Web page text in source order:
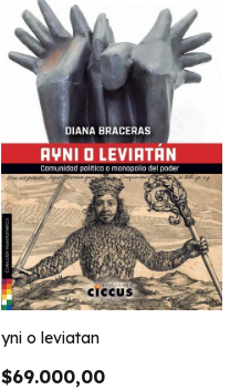
yni o leviatan
$69.000,00